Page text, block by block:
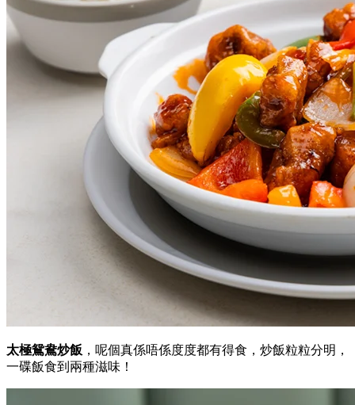
太極鴛鴦炒飯 ，呢個真係唔係度度都有得食，炒飯粒粒分明，
一碟飯食到兩種滋味！